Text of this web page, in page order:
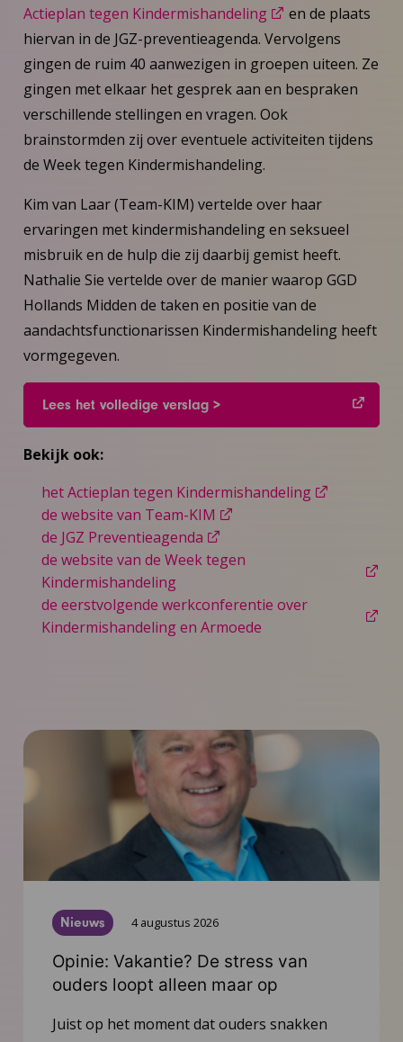
Actieplan tegen Kindermishandeling
en de plaats
hiervan in de JGZ-preventieagenda. Vervolgens
gingen de ruim 40 aanwezigen in groepen uiteen. Ze
gingen met elkaar het gesprek aan en bespraken
verschillende stellingen en vragen. Ook
brainstormden zij over eventuele activiteiten tijdens
de Week tegen Kindermishandeling.
Kim van Laar (Team-KIM) vertelde over haar
ervaringen met kindermishandeling en seksueel
misbruik en de hulp die zij daarbij gemist heeft.
Nathalie Sie vertelde over de manier waarop GGD
Hollands Midden de taken en positie van de
aandachtsfunctionarissen Kindermishandeling heeft
vormgegeven.
Lees het volledige verslag >
Bekijk ook:
het Actieplan tegen Kindermishandeling
de website van Team-KIM
de JGZ Preventieagenda
de website van de Week tegen
Kindermishandeling
de eerstvolgende werkconferentie over
Kindermishandeling en Armoede
Nieuws 4 augustus 2026
Opinie: Vakantie? De stress van
ouders loopt alleen maar op
Juist op het moment dat ouders snakken